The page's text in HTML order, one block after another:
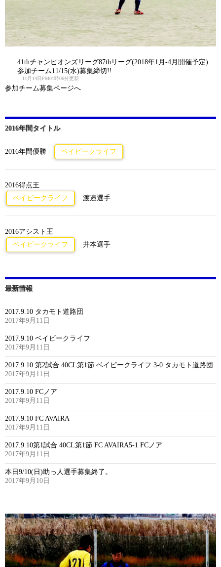
41thチャンピオンズリーグ87thリーグ(2018年1月-4月開催予定)
参加チーム11/15(水)募集締切!!
11月14日PM01時06分更新
参加チーム募集ページへ
2016年間タイトル
2016年間優勝 ベイビークライフ
2016得点王
ベイビークライフ
渡邉選手
2016アシスト王
ベイビークライフ
井本選手
最新情報
2017.9.10 タカモト道路団
2017年9月11日
2017.9.10 ベイビークライフ
2017年9月11日
2017.9.10 第2試合 40CL第1節 ベイビークライフ 3-0 タカモト道路団
2017年9月11日
2017.9.10 FCノア
2017年9月11日
2017.9.10 FC AVAIRA
2017年9月11日
2017.9.10第1試合 40CL第1節 FC AVAIRA5-1 FCノア
2017年9月11日
本日9/10(日)助っ人選手募集終了。
2017年9月10日